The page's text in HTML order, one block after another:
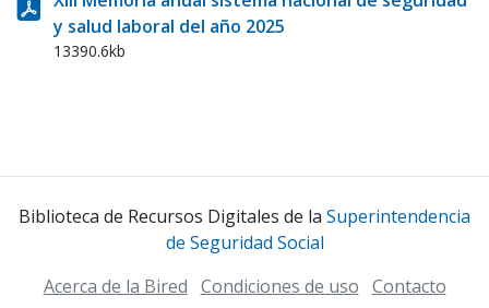
y salud laboral del año 2025
13390.6kb
Biblioteca de Recursos Digitales de la Superintendencia
de Seguridad Social
Acerca de la Bired Condiciones de uso Contacto